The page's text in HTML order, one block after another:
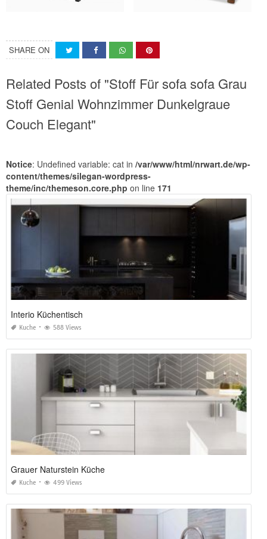
SHARE ON
Related Posts of "Stoff Für sofa sofa Grau
Stoff Genial Wohnzimmer Dunkelgraue
Couch Elegant"
Notice: Undefined variable: cat in /var/www/html/nrwart.de/wp-
content/themes/silegan-wordpress-
theme/inc/themeson.core.php on line 171
Interio Küchentisch
Kuche 588 Views
Grauer Naturstein Küche
Kuche 499 Views